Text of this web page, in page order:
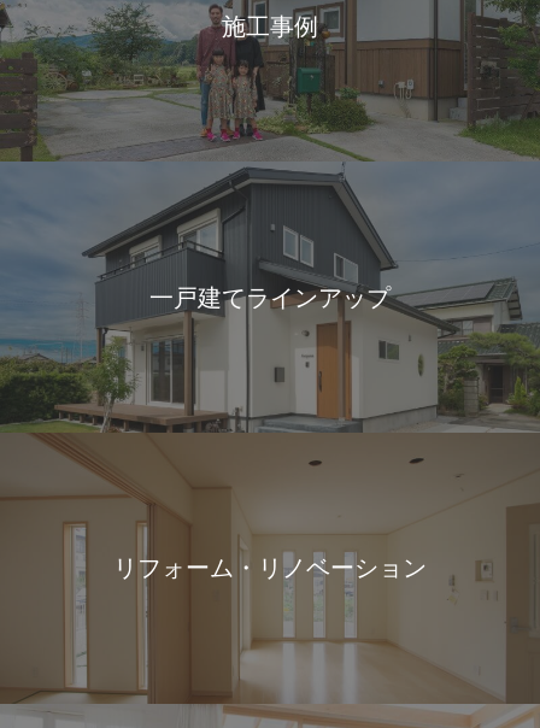
施工事例
一戸建てラインアップ
リフォーム・リノベーション